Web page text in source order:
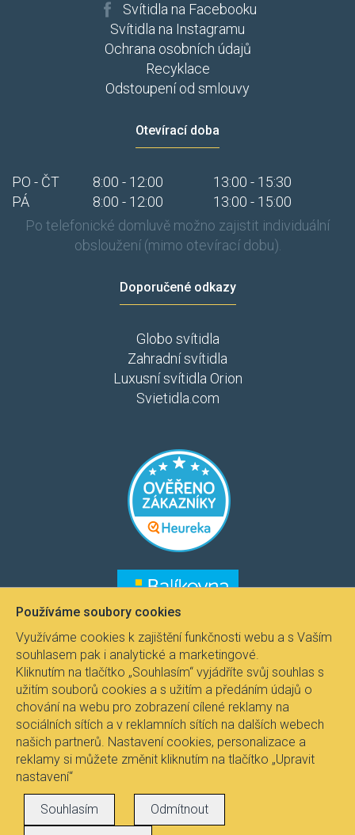
Svítidla na Facebooku
Svítidla na Instagramu
Ochrana osobních údajů
Recyklace
Odstoupení od smlouvy
Otevírací doba
PO - ČT 8:00 - 12:00
13:00 - 15:30
PÁ
8:00 - 12:00
13:00 - 15:00
Po telefonické domluvě možno zajistit individuální
obsloužení (mimo otevírací dobu).
Doporučené odkazy
Globo svítidla
Zahradní svítidla
Luxusní svítidla Orion
Svietidla.com
Všechna práva vyhrazena © 2021
lux s.r.o.
Používáme soubory cookies
Využíváme cookies k zajištění funkčnosti webu a s Vaším
souhlasem pak i analytické a marketingové.
Kliknutím na tlačítko „Souhlasím“ vyjádříte svůj souhlas s
užitím souborů cookies a s užitím a předáním údajů o
chování na webu pro zobrazení cílené reklamy na
sociálních sítích a v reklamních sítích na dalších webech
našich partnerů. Nastavení cookies, personalizace a
reklamy si můžete změnit kliknutím na tlačítko „Upravit
nastavení“
Souhlasím Odmítnout